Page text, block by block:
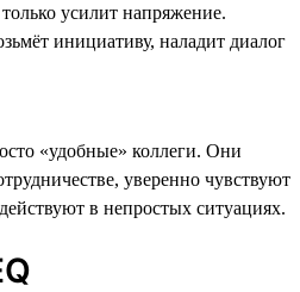
усилит напряжение.
инициативу, наладит диалог
«удобные» коллеги. Они
уверенно чувствуют
в непростых ситуациях.